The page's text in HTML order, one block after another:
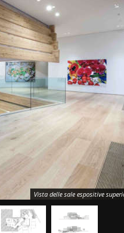
Vista delle sale espositive